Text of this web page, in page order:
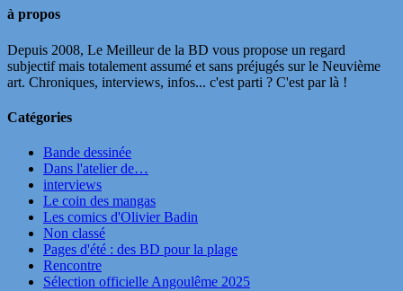
à propos
Depuis 2008, Le Meilleur de la BD vous propose un regard
subjectif mais totalement assumé et sans préjugés sur le Neuvième
art. Chroniques, interviews, infos... c'est parti ? C'est par là !
Catégories
Bande dessinée
Dans l'atelier de…
interviews
Le coin des mangas
Les comics d'Olivier Badin
Non classé
Pages d'été : des BD pour la plage
Rencontre
Sélection officielle Angoulême 2025